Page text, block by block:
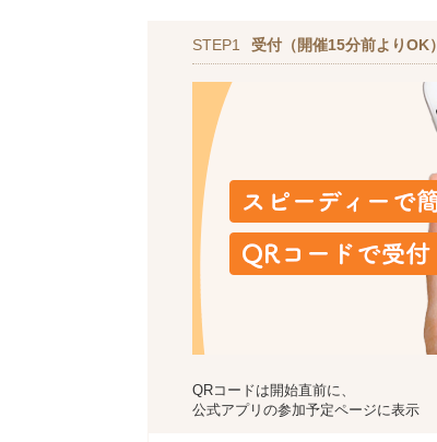
STEP1 受付（開催15分前よりOK）
QRコードは開始直前に、
公式アプリの参加予定ページに表示